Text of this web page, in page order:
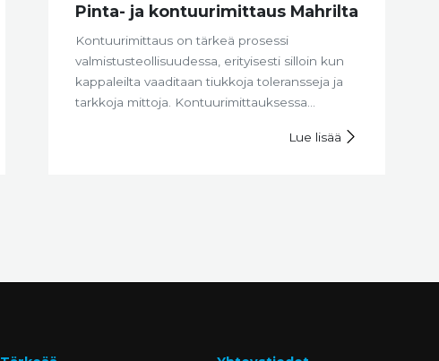
Pinta- ja kontuurimittaus Mahrilta
Kontuurimittaus on tärkeä prosessi
valmistusteollisuudessa, erityisesti silloin kun
kappaleilta vaaditaan tiukkoja toleransseja ja
tarkkoja mittoja. Kontuurimittauksessa
sisäisiä muotoja sen varmistamiseksi, että se
Lue lisää